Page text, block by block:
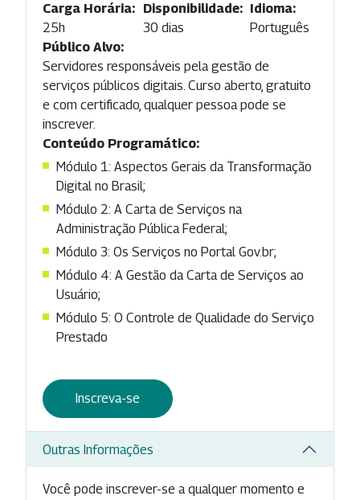
Carga Horária:
25h
Disponibilidade:
30 dias
Idioma:
Português
Público Alvo:
Servidores responsáveis pela gestão de
serviços públicos digitais. Curso aberto, gratuito
e com certificado, qualquer pessoa pode se
inscrever.
Conteúdo Programático:
Módulo 1: Aspectos Gerais da Transformação
Digital no Brasil;
Módulo 2: A Carta de Serviços na
Administração Pública Federal;
Módulo 3: Os Serviços no Portal Gov.br;
Módulo 4: A Gestão da Carta de Serviços ao
Usuário;
Módulo 5: O Controle de Qualidade do Serviço
Prestado
Inscreva-se
Outras Informações
Você pode inscrever-se a qualquer momento e